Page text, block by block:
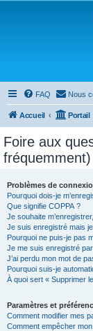
FAQ Nous
Accueil Portail
Foire aux
fréquemment)
Problèmes de
Pourquoi dois-je
Que signifie COPPA ?
Je souhaite
Je suis enregistré mais
Pourquoi ne puis-je pas
Je me suis enregistré
J’ai perdu mon mot de
Pourquoi suis-je
À quoi sert « Supprimer
Paramètres et
Comment modifier mes
Comment empêcher